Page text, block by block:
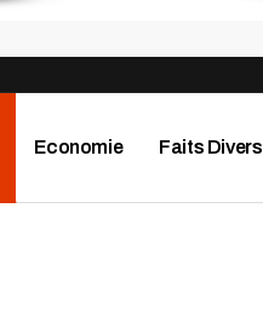
Economie Faits Divers